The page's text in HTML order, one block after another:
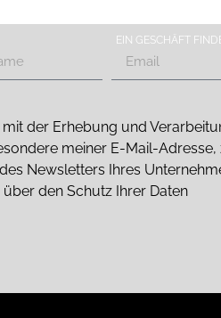
EIN GESCHÄFT
der Erhebung und
meiner E-Mail-
Newsletters Ihres
den Schutz Ihrer Daten